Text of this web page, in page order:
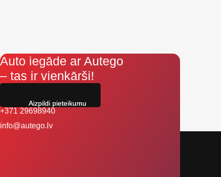
Auto iegāde ar Autego
– tas ir vienkārši!
+371 29698940
info@autego.lv